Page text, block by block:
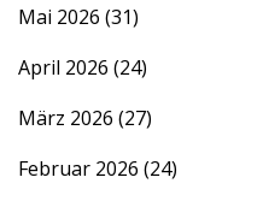
Mai 2026 (31)
April 2026 (24)
März 2026 (27)
Februar 2026 (24)